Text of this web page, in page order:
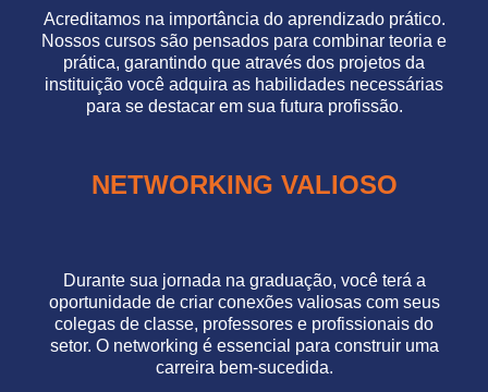
Acreditamos na importância do aprendizado prático.
Nossos cursos são pensados para combinar teoria e
prática, garantindo que através dos projetos da
instituição você adquira as habilidades necessárias
para se destacar em sua futura profissão.
NETWORKING VALIOSO
Durante sua jornada na graduação, você terá a
oportunidade de criar conexões valiosas com seus
colegas de classe, professores e profissionais do
setor. O networking é essencial para construir uma
carreira bem-sucedida.